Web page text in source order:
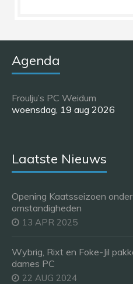
Agenda
Froulju’s PC Weidum
woensdag, 19 aug 2026
Laatste Nieuws
Opening Kaatsseizoen
omstandigheden
13 APR 2025
Wybrig, Rixt en Foke-Jil
dames PC
22 AUG 2024